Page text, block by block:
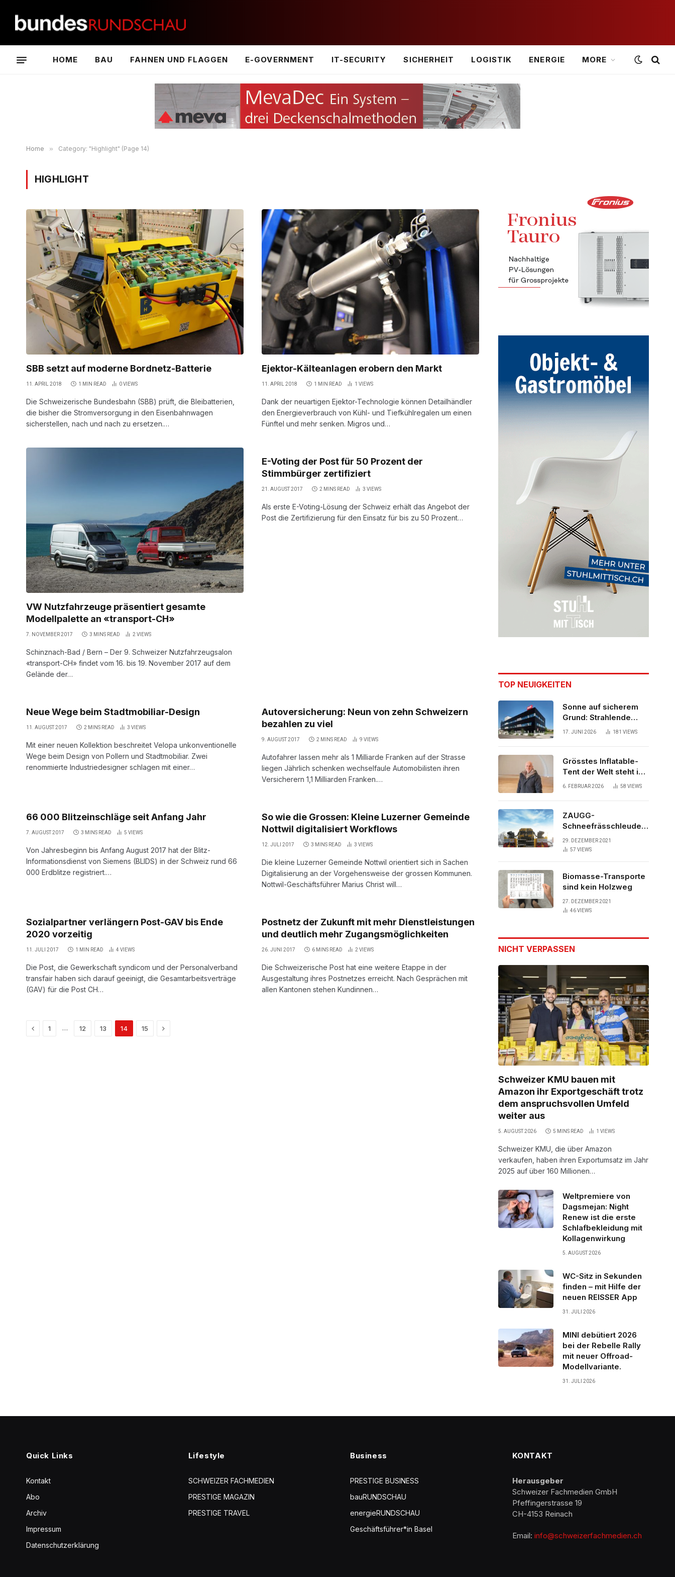
HOME BAU FAHNEN UND FLAGGEN E-GOVERNMENT IT-SECURITY SICHERHEIT LOGISTIK ENERGIE MORE
Home » Category: "Highlight" (Page 14)
HIGHLIGHT
SBB setzt auf moderne Bordnetz-Batterie
11. APRIL 2018 1 MIN READ 0VIEWS
Die Schweizerische Bundesbahn (SBB) prüft, die Bleibatterien,
die bisher die Stromversorgung in den Eisenbahnwagen
sicherstellen, nach und nach zu ersetzen.…
Ejektor-Kälteanlagen erobern den Markt
11. APRIL 2018 1 MIN READ 1 VIEWS
Dank der neuartigen Ejektor-Technologie können Detailhändler
den Energieverbrauch von Kühl- und Tiefkühlregalen um einen
Fünftel und mehr senken. Migros und…
VW Nutzfahrzeuge präsentiert gesamte
Modellpalette an «transport-CH»
7. NOVEMBER 2017 3 MINS READ 2 VIEWS
Schinznach-Bad / Bern – Der 9. Schweizer Nutzfahrzeugsalon
«transport-CH» findet vom 16. bis 19. November 2017 auf dem
Gelände der…
E-Voting der Post für 50 Prozent der
Stimmbürger zertifiziert
21. AUGUST 2017 2 MINS READ 3 VIEWS
Als erste E-Voting-Lösung der Schweiz erhält das Angebot der
Post die Zertifizierung für den Einsatz für bis zu 50 Prozent…
Neue Wege beim Stadtmobiliar-Design
11. AUGUST 2017 2 MINS READ 3 VIEWS
Mit einer neuen Kollektion beschreitet Velopa unkonventionelle
Wege beim Design von Pollern und Stadtmobiliar. Zwei
renommierte Industriedesigner schlagen mit einer…
Autoversicherung: Neun von zehn Schweizern
bezahlen zu viel
9. AUGUST 2017 2 MINS READ 9 VIEWS
Autofahrer lassen mehr als 1 Milliarde Franken auf der Strasse
liegen Jährlich schenken wechselfaule Automobilisten ihren
Versicherern 1,1 Milliarden Franken.…
66 000 Blitzeinschläge seit Anfang Jahr
7. AUGUST 2017 3 MINS READ 5 VIEWS
Von Jahresbeginn bis Anfang August 2017 hat der Blitz-
Informationsdienst von Siemens (BLIDS) in der Schweiz rund 66
000 Erdblitze registriert.…
So wie die Grossen: Kleine Luzerner Gemeinde
Nottwil digitalisiert Workflows
12. JULI 2017 3 MINS READ 3 VIEWS
Die kleine Luzerner Gemeinde Nottwil orientiert sich in Sachen
Digitalisierung an der Vorgehensweise der grossen Kommunen.
Nottwil-Geschäftsführer Marius Christ will…
Sozialpartner verlängern Post-GAV bis Ende
2020 vorzeitig
11. JULI 2017 1 MIN READ 4 VIEWS
Die Post, die Gewerkschaft syndicom und der Personalverband
transfair haben sich darauf geeinigt, die Gesamtarbeitsverträge
(GAV) für die Post CH…
Postnetz der Zukunft mit mehr Dienstleistungen
und deutlich mehr Zugangsmöglichkeiten
26. JUNI 2017 6 MINS READ 2 VIEWS
Die Schweizerische Post hat eine weitere Etappe in der
Ausgestaltung ihres Postnetzes erreicht. Nach Gesprächen mit
allen Kantonen stehen Kundinnen…
Previous
1 … 12 13 14 15 Next
TOP NEUIGKEITEN
Sonne auf sicherem
Grund: Strahlende
Aussichten für neues
17. JUNI 2026 181 VIEWS
Grösstes Inflatable-
Tent der Welt steht in
der Schweiz
6. FEBRUAR 2026 58 VIEWS
ZAUGG-
Schneefrässchleuder
ZRR10000M räumt den
Schnee auf
29. DEZEMBER 2021
57 VIEWS
Biomasse-Transporte
sind kein Holzweg
27. DEZEMBER 2021
46VIEWS
NICHT VERPASSEN
Schweizer KMU bauen mit
Amazon ihr Exportgeschäft trotz
dem anspruchsvollen Umfeld
weiter aus
5. AUGUST 2026 5 MINS READ 1 VIEWS
Schweizer KMU, die über Amazon
verkaufen, haben ihren Exportumsatz im Jahr
2025 auf über 160 Millionen…
Weltpremiere von
Dagsmejan: Night
Renew ist die erste
Schlafbekleidung mit
Kollagenwirkung
5. AUGUST 2026
WC-Sitz in Sekunden
finden – mit Hilfe der
neuen REISSER App
31. JULI 2026
MINI debütiert 2026
bei der Rebelle Rally
mit neuer Offroad-
Modellvariante.
31. JULI 2026
Quick Links
Kontakt
Abo
Archiv
Impressum
Datenschutzerklärung
Lifestyle
SCHWEIZER FACHMEDIEN
PRESTIGE MAGAZIN
PRESTIGE TRAVEL
Business
PRESTIGE BUSINESS
bauRUNDSCHAU
energieRUNDSCHAU
Geschäftsführer*in Basel
KONTAKT
Herausgeber
Schweizer Fachmedien GmbH
Pfeffingerstrasse 19
CH-4153 Reinach
Email: info@schweizerfachmedien.ch